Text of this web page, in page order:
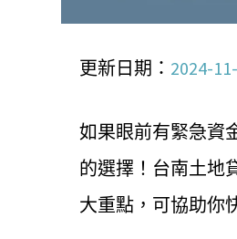
更新日期： 2024-
如果眼前有緊急資
的選擇！台南土地
大重點，可協助你